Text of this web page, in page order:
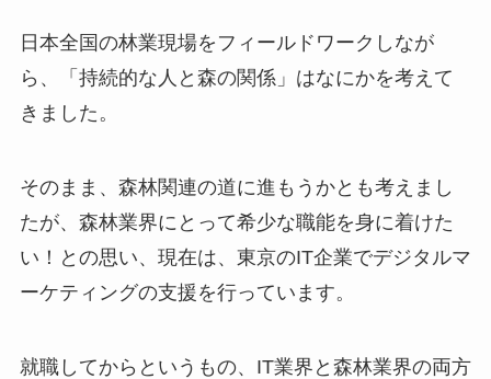
日本全国の林業現場をフィールドワークしなが
ら、「持続的な人と森の関係」はなにかを考えて
きました。
そのまま、森林関連の道に進もうかとも考えまし
たが、森林業界にとって希少な職能を身に着けた
い！との思い、現在は、東京のIT企業でデジタルマ
ーケティングの支援を行っています。
就職してからというもの、IT業界と森林業界の両方